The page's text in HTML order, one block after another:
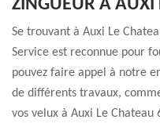
ZINGUEUR À AUXI
Se trouvant à Auxi Le
Service est reconnue pour
pouvez faire appel à notre
de différents travaux,
vos velux à Auxi Le Chateau